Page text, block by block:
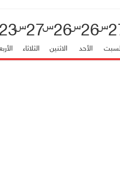
س26س
الأحد
26س
الاثنين
27س
الثلاثاء